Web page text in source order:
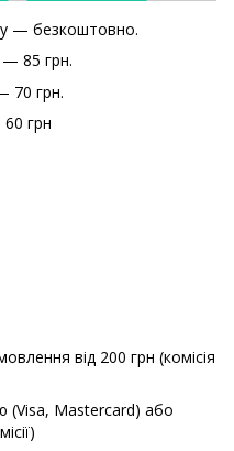
— безкоштовно.
85 грн.
70 грн.
грн
від 200 грн (комісія
(Visa, Mastercard) або